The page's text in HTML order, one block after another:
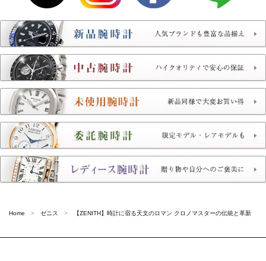
Home ゼニス 【ZENITH】時計に宿る天文のロマン クロノマスターの伝統と革新